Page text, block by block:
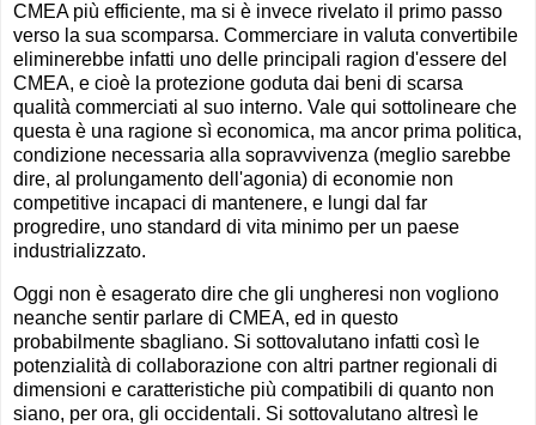
CMEA più efficiente, ma si è invece rivelato il primo passo
verso la sua scomparsa. Commerciare in valuta convertibile
eliminerebbe infatti uno delle principali ragion d'essere del
CMEA, e cioè la protezione goduta dai beni di scarsa
qualità commerciati al suo interno. Vale qui sottolineare che
questa è una ragione sì economica, ma ancor prima politica,
condizione necessaria alla sopravvivenza (meglio sarebbe
dire, al prolungamento dell'agonia) di economie non
competitive incapaci di mantenere, e lungi dal far
progredire, uno standard di vita minimo per un paese
industrializzato.
Oggi non è esagerato dire che gli ungheresi non vogliono
neanche sentir parlare di CMEA, ed in questo
probabilmente sbagliano. Si sottovalutano infatti così le
potenzialità di collaborazione con altri partner regionali di
dimensioni e caratteristiche più compatibili di quanto non
siano, per ora, gli occidentali. Si sottovalutano altresì le